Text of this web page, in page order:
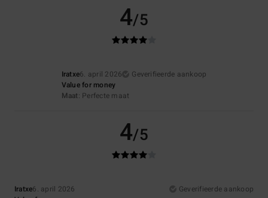
4/5
Iratxe6. april 2026
Geverifieerde aankoop
Value for money
Maat: Perfecte maat
4/5
Iratxe6. april 2026
Geverifieerde aankoop